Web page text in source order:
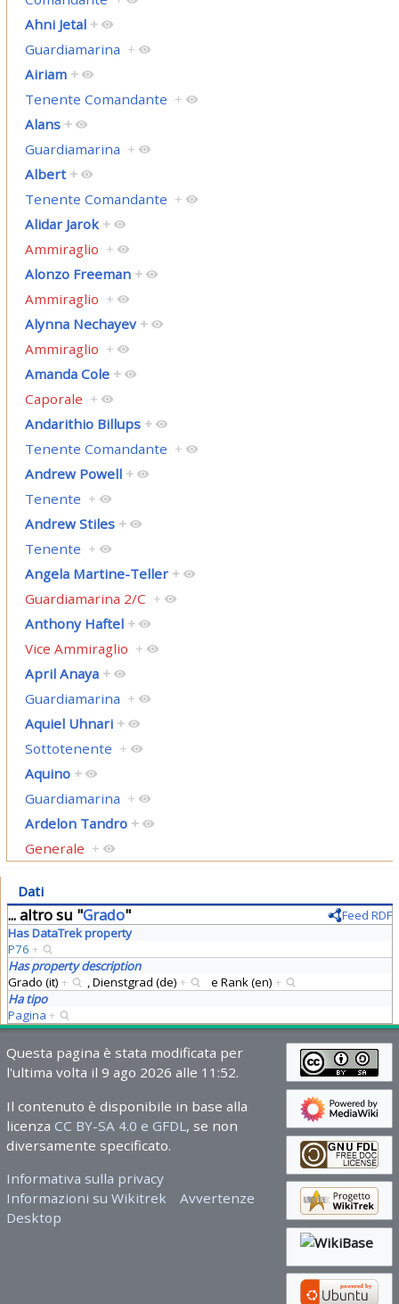
Ahni Jetal +
Guardiamarina +
Airiam +
Tenente Comandante +
Alans +
Guardiamarina +
Albert +
Tenente Comandante +
Alidar Jarok +
Ammiraglio +
Alonzo Freeman +
Ammiraglio +
Alynna Nechayev +
Ammiraglio +
Amanda Cole +
Caporale +
Andarithio Billups +
Tenente Comandante +
Andrew Powell +
Tenente +
Andrew Stiles +
Tenente +
Angela Martine-Teller +
Guardiamarina 2/C +
Anthony Haftel +
Vice Ammiraglio +
April Anaya +
Guardiamarina +
Aquiel Uhnari +
Sottotenente +
Aquino +
Guardiamarina +
Ardelon Tandro +
Generale +
Dati
... altro su "Grado"
Feed RDF
Has DataTrek property
P76 +
Has property description
Grado (it) + ,Dienstgrad (de) + e Rank (en) +
Ha tipo
Pagina +
Questa pagina è stata modificata per
l'ultima volta il 9 ago 2026 alle 11:52.
Il contenuto è disponibile in base alla
licenza CC BY-SA 4.0 e GFDL , se non
diversamente specificato.
Informativa sulla privacy
Informazioni su Wikitrek
Avvertenze
Desktop